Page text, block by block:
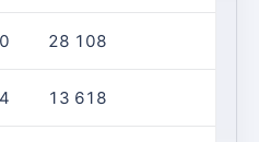
28 108
13 618